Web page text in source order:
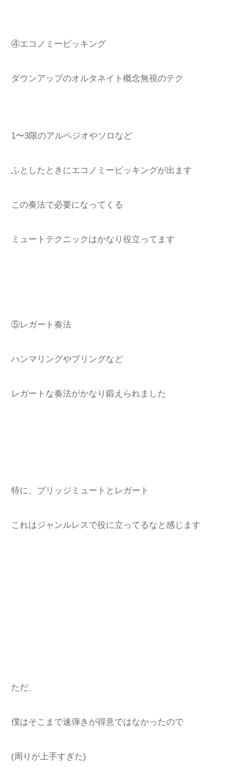
④エコノミーピッキング
ダウンアップのオルタネイト概念無視のテク
1〜3限のアルペジオやソロなど
ふとしたときにエコノミーピッキングが出ます
この奏法で必要になってくる
ミュートテクニックはかなり役立ってます
⑤レガート奏法
ハンマリングやプリングなど
レガートな奏法がかなり鍛えられました
特に、ブリッジミュートとレガート
これはジャンルレスで役に立ってるなと感じます
ただ、
僕はそこまで速弾きが得意ではなかったので
(周りが上手すぎた)